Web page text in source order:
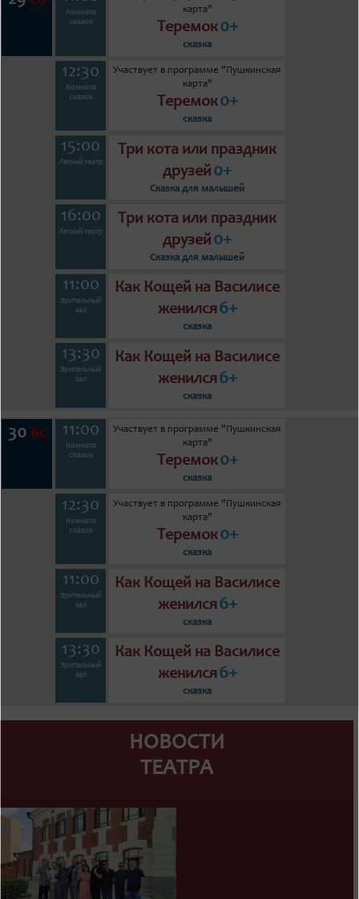
НОВОСТИ
ТЕАТРА
Комната
сказок
карта"
Теремок0+
сказка
12:30
Комната
сказок
Участвует в программе "Пушкинская
карта"
Теремок0+
сказка
15:00
Летний театр
Три кота или праздник
друзей0+
Сказка для малышей
16:00
Летний театр
Три кота или праздник
друзей0+
Сказка для малышей
11:00
Зрительный
зал
Как Кощей на Василисе
женился6+
сказка
13:30
Зрительный
зал
Как Кощей на Василисе
женился6+
сказка
30 вс 11:00
Комната
сказок
Участвует в программе "Пушкинская
карта"
Теремок0+
сказка
12:30
Комната
сказок
Участвует в программе "Пушкинская
карта"
Теремок0+
сказка
11:00
Зрительный
зал
Как Кощей на Василисе
женился6+
сказка
13:30
Зрительный
зал
Как Кощей на Василисе
женился6+
сказка